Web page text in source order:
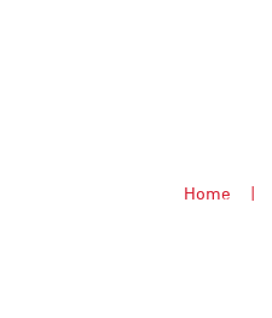
Home